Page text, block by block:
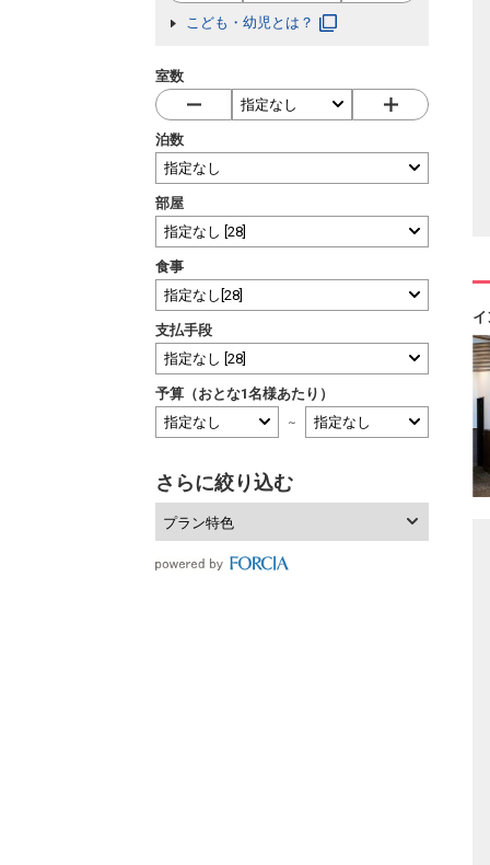
こども・幼児とは？
室数
泊数
部屋
食事
支払手段
予算（おとな1名様あたり）
～
さらに絞り込む
プラン特色